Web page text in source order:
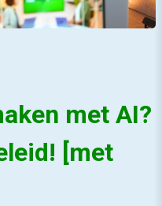
met AI?
[met